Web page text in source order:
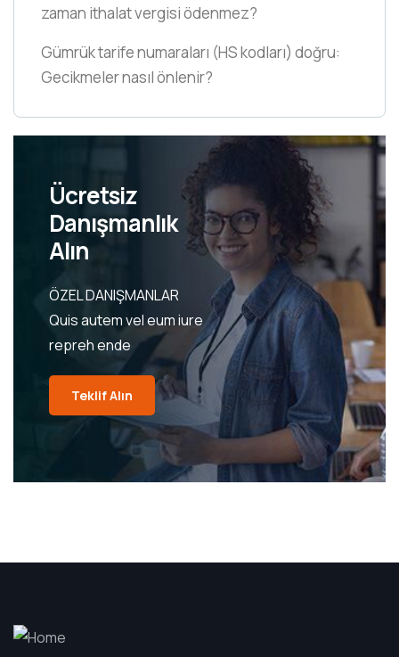
zaman ithalat vergisi ödenmez?
Gümrük tarife numaraları (HS kodları) doğru:
Gecikmeler nasıl önlenir?
Ücretsiz
Danışmanlık
Alın
ÖZEL DANIŞMANLAR
Quis autem vel eum iure
repreh ende
Teklif Alın